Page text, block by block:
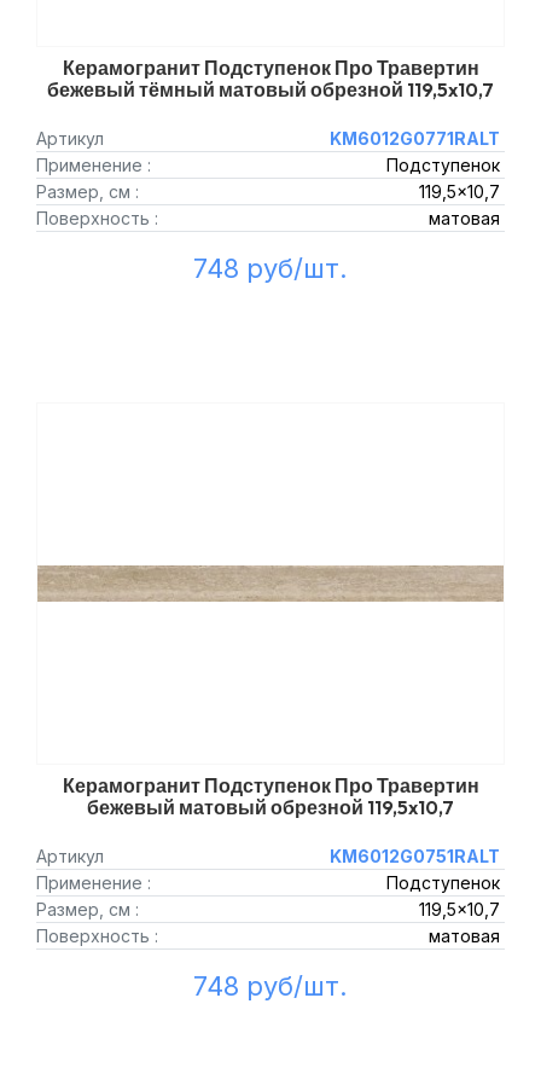
Керамогранит Подступенок Про Травертин
бежевый тёмный матовый обрезной 119,5x10,7
Артикул
KM6012G0771RALT
Применение :
Подступенок
Размер, см :
119,5x10,7
Поверхность :
матовая
748 руб/шт.
Керамогранит Подступенок Про Травертин
бежевый матовый обрезной 119,5x10,7
Артикул
KM6012G0751RALT
Применение :
Подступенок
Размер, см :
119,5x10,7
Поверхность :
матовая
748 руб/шт.